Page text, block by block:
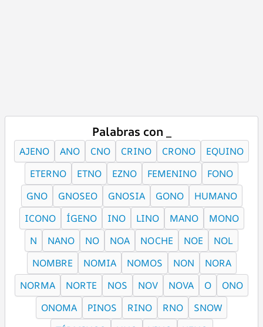
Palabras con _
AJENO ANO CNO CRINO CRONO
EQUINO
ETERNO
ETNO EZNO FEMENINO
FONO
GNO
GNOSEO GNOSIA GONO
HUMANO
ICONO
ÍGENO INO LINO MANO
MONO
N
NANO NO NOA NOCHE NOE
NOL
NOMBRE
NOMIA NOMOS NON
NORA
NORMA
NORTE NOS NOV NOVA O
ONO
ONOMA
PINOS RINO RNO
SNOW